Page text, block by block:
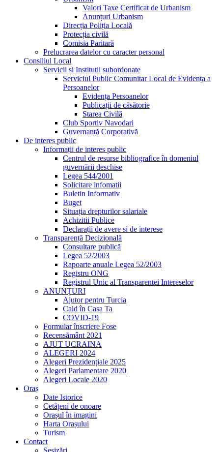
Valori Taxe Certificat de Urbanism
Anunțuri Urbanism
Direcția Poliția Locală
Protecția civilă
Comisia Paritară
Prelucrarea datelor cu caracter personal
Consiliul Local
Servicii si Institutii subordonate
Serviciul Public Comunitar Local de Evidența a
Persoanelor
Evidența Persoanelor
Publicații de căsătorie
Starea Civilă
Club Sportiv Navodari
Guvernanță Corporativă
De interes public
Informații de interes public
Centrul de resurse bibliografice în domeniul
guvernării deschise
Legea 544/2001
Solicitare infomatii
Buletin Informativ
Buget
Situația drepturilor salariale
Achizitii Publice
Declarații de avere si de interese
Transparență Decizională
Consultare publică
Legea 52/2003
Rapoarte anuale Legea 52/2003
Registru ONG
Registrul Unic al Transparentei Intereselor
ANUNȚURI
Ajutor pentru Turcia
Cald în Casa Ta
COVID-19
Formular înscriere Fose
Recensământ 2021
AJUT UCRAINA
ALEGERI 2024
Alegeri Prezidențiale 2025
Alegeri Parlamentare 2020
Alegeri Locale 2020
Oraș
Date Istorice
Cetățeni de onoare
Orașul în imagini
Harta Orașului
Turism
Contact
Sesizări